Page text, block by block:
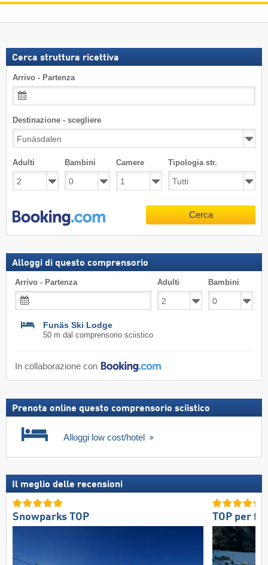
Cerca struttura ricettiva
Arrivo - Partenza
Destinazione - scegliere
Adulti Bambini Camere Tipologia str.
Cerca
Alloggi di questo comprensorio
Arrivo - Partenza Adulti Bambini
Funäs Ski Lodge
50 m dal comprensorio sciistico
In collaborazione con
Prenota online questo comprensorio sciistico
Alloggi low cost/hotel
Il meglio delle recensioni
Snowparks TOP TOP per